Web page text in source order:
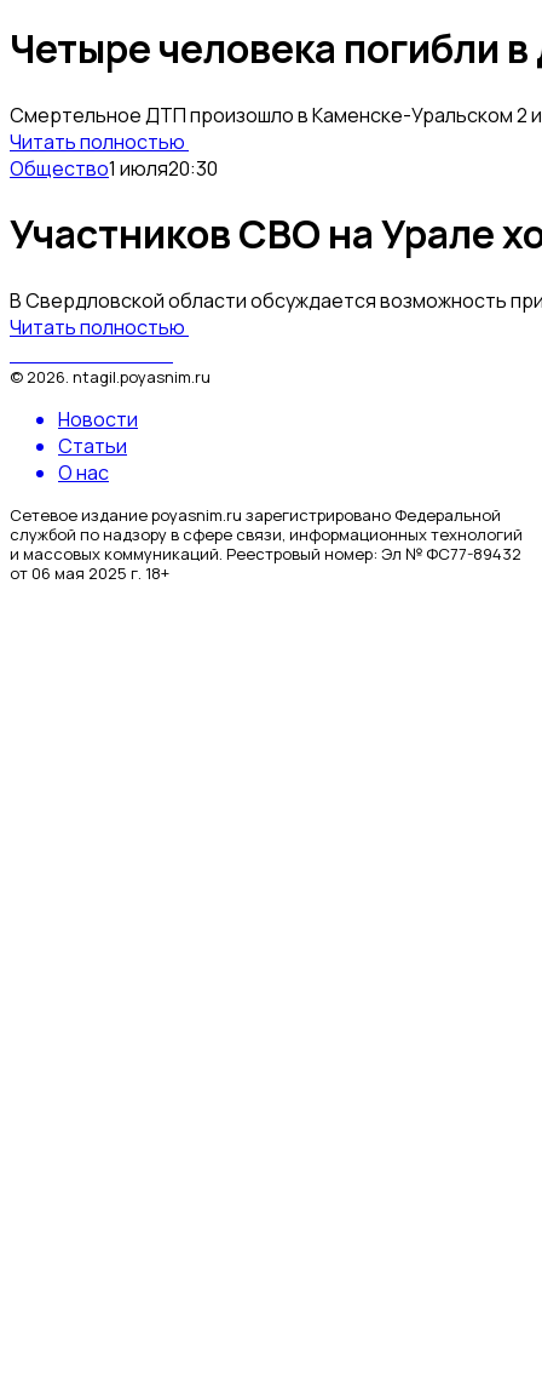
Четыре человека погибли
Смертельное ДТП произошло в Каменске-Уральском 2
Читать полностью
Общество1 июля20:30
Участников СВО на Урале
В Свердловской области обсуждается возможность
Читать полностью
© 2026 ntagil.poyasnim.ru
Новости
Статьи
О нас
Сетевое издание poyasnim.ru зарегистрировано Федеральной
службой по надзору в сфере связи, информационных технологий
и массовых коммуникаций. Реестровый номер: Эл № ФС77-89432
от 06 мая 2025 г. 18+